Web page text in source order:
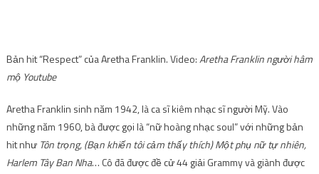
Bản hit “Respect” của Aretha Franklin. Video:Aretha Franklin người hâm
mộ Youtube
Aretha Franklin sinh năm 1942, là ca sĩ kiêm nhạc sĩ người Mỹ. Vào
những năm 1960, bà được gọi là “nữ hoàng nhạc soul” với những bản
hit như Tôn trọng, (Bạn khiến tôi cảm thấy thích) Một phụ nữ tự nhiên,
Harlem Tây Ban Nha… Cô đã được đề cử 44 giải Grammy và giành được